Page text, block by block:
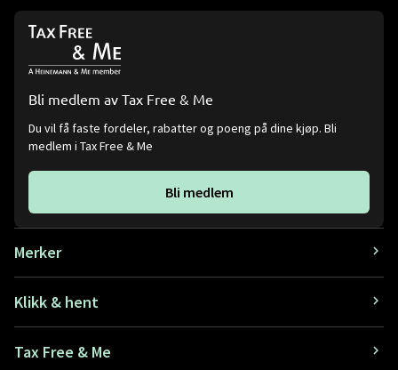
Bli medlem av Tax Free & Me
Du vil få faste fordeler, rabatter og poeng på dine kjøp. Bli
medlem i Tax Free & Me
Bli medlem
Merker
Klikk & hent
Tax Free & Me